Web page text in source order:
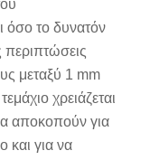
όσο το δυνατόν
περιπτώσεις
μεταξύ 1 mm
χρειάζεται
αποκοπούν για
και για να